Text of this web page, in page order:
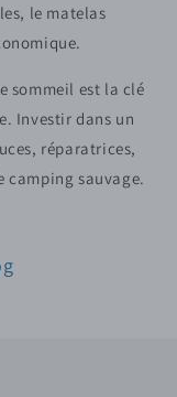
le matelas
sommeil est la clé
Investir dans un
réparatrices,
camping sauvage.